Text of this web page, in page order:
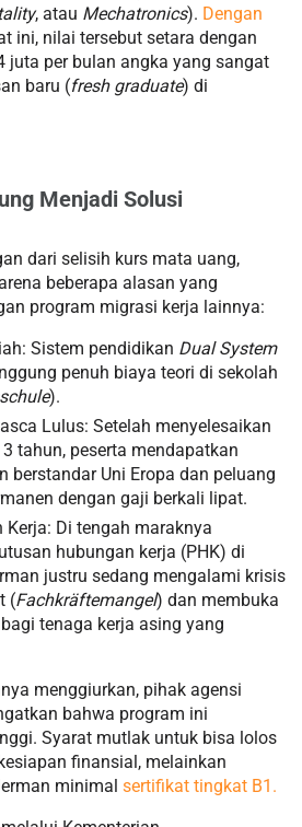
, atau Mechatronics). Dengan
ini, nilai tersebut setara dengan
juta per bulan angka yang sangat
baru (fresh graduate) di
Menjadi Solusi
dari selisih kurs mata uang,
beberapa alasan yang
program migrasi kerja lainnya:
Sistem pendidikan Dual System
penuh biaya teori di sekolah
).
Lulus: Setelah menyelesaikan
tahun, peserta mendapatkan
berstandar Uni Eropa dan peluang
dengan gaji berkali lipat.
Di tengah maraknya
hubungan kerja (PHK) di
justru sedang mengalami krisis
(Fachkräftemangel) dan membuka
tenaga kerja asing yang
menggiurkan, pihak agensi
bahwa program ini
Syarat mutlak untuk bisa lolos
finansial, melainkan
minimal sertifikat tingkat B1.